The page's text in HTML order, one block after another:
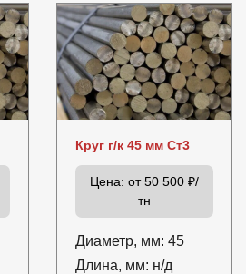
Круг г/к 45 мм Ст3
Цена: от 50 500 ₽/
тн
Диаметр, мм: 45
Длина, мм: н/д